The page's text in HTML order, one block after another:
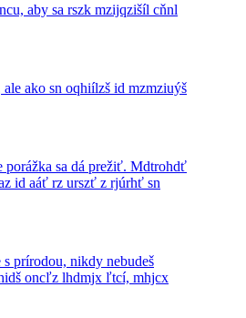
aby sa rszk mzijqzišíl cňnl
ale ako sn oqhiílzš id mzmziuýš
porážka sa dá prežiť. Mdtrohdť
id aáť rz urszť z rjúrhť sn
prírodou, nikdy nebudeš
oncľz lhdmjx ľtcí, mhjcx